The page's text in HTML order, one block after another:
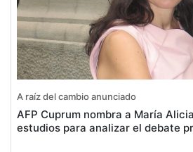
A raíz del cambio anunciado
AFP Cuprum nombra a María
estudios para analizar el debate